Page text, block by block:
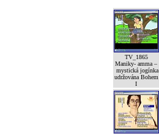
TV_1865
Maniky- amma –
mystická jogínka
udržována Bohem
I